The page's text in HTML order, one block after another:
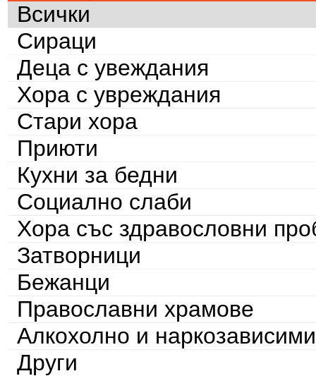
Всички
Сираци
Деца с увеждания
Хора с увреждания
Стари хора
Приюти
Кухни за бедни
Социално слаби
Хора със здравословни
Затворници
Бежанци
Православни храмове
Алкохолно и наркозависими
Други